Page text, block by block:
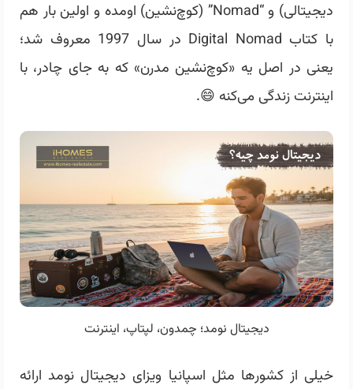
دیجیتالی) و “Nomad” (کوچ‌نشین) اومده و اولین بار هم
با کتاب Digital Nomad
در سال 1997 معروف شد؛
یعنی در اصل یه «کوچ‌نشین مدرن» که به جای چادر، با
اینترنت زندگی می‌کنه 😄.
دیجیتال نومد؛ چمدون، لپتاپ، اینترنت
خیلی از کشورها مثل اسپانیا ویزای دیجیتال نومد ارائه